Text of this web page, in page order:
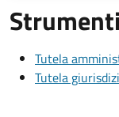
Tutela
Tutela